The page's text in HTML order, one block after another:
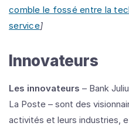
comble le fossé entre la
service]
Innovateurs
Les innovateurs – Bank
La Poste – sont des
activités et leurs industries,